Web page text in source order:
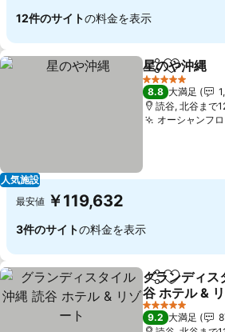
12件のサイトの料金を表示
人気施設
シェアお気に入
星のや沖縄
5 ホテルのランク
8.8 大満足
読谷, 北谷まで
オーシャンフ
最安値 ￥119,632
3件のサイトの料金を表示
シェアお気に入
グランディス
谷 ホテル &
料金を表示
5 ホテルのランク
9.2 大満足